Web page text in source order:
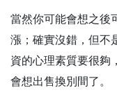
當然你可能會想之後
漲；確實沒錯，但不
資的心理素質要很夠
會想出售換別間了。